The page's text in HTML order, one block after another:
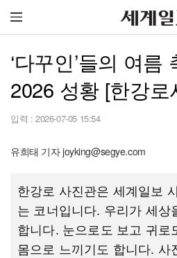
‘다꾸인’들의 여
2026 성황 [한강로
입력 : 2026-07-05 15:54
유희태 기자 joyking@segye.com
한강로 사진관은 세계일보
는 코너입니다. 우리가 세상
합니다. 눈으로도 보고 귀로
몸으로 느끼기도 합니다. 사